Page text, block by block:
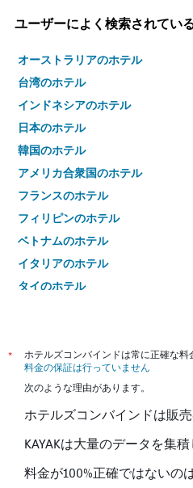
ユーザーによく検索されてい
オーストラリアのホテル
台湾のホテル
インドネシアのホテル
日本のホテル
韓国のホテル
アメリカ合衆国のホテル
フランスのホテル
フィリピンのホテル
ベトナムのホテル
イタリアのホテル
タイのホテル
*
ホテルズコンバインドは常に正確な料
料金の保証は行っていません
次のような理由があります。
ホテルズコンバインドは販
KAYAKは大量のデータを集
料金が100%正確ではないの